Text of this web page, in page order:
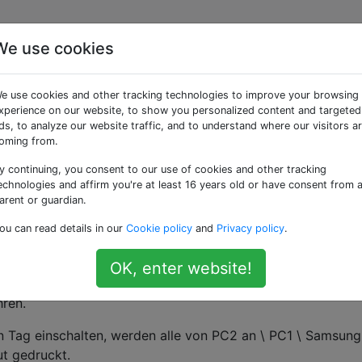
Drucker
Vortag erneut
einer,PC1 , Windows 7 Pro ausführtund einen Samsung
gemeinsam nutzt.
Windows XP Pro ausgeführt, und der freigegebene Drucker
Samsung-Drucker gedruckt und am Ende des Tages
Tag einschalten, werden alle von PC2 an \ PC1 \ Samsung
gedruckt.
use cookies
use cookies and other tracking technologies to improve your browsing
on our website, to show you personalized content and targeted
to analyze our website traffic, and to understand where our visitors
from.
continuing, you consent to our use of cookies and other tracking
and affirm you're at least 16 years old or have consent from a
or guardian.
can read details in our Cookie policy and Privacy policy.
OK, enter website!